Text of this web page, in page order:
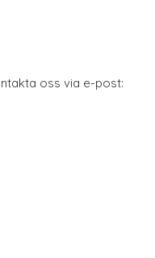
oss via e-post: